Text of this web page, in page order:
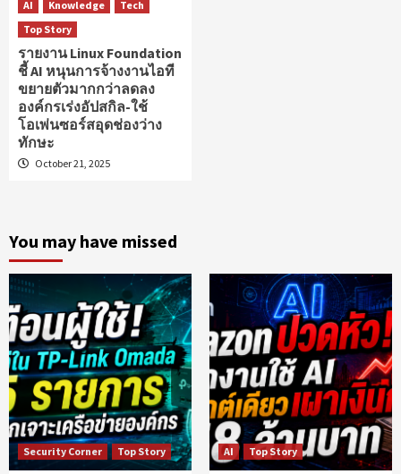
AI Knowledge
Tech
Top Story
รายงาน Linux Foundation
ชี้ AI หนุนการจ้างงานไอที
ขยายตัวมากกว่าลดลง
องค์กรเร่งอัปสกิล-ใช้
โอเพ่นซอร์สอุดช่องว่าง
ทักษะ
October 21, 2025
You may have missed
Security Corner Top Story AI Top Story